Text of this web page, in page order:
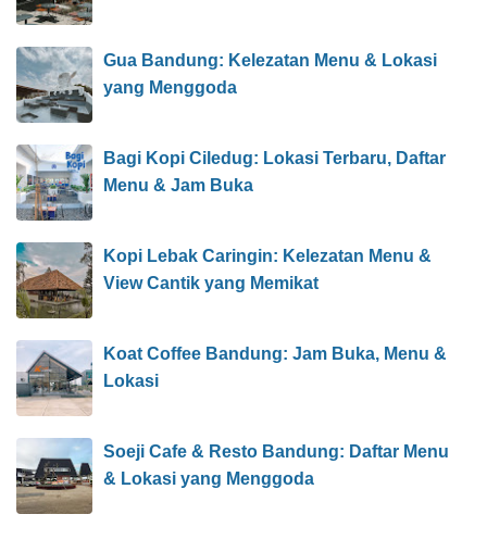
Gua Bandung: Kelezatan Menu & Lokasi
yang Menggoda
Bagi Kopi Ciledug: Lokasi Terbaru, Daftar
Menu & Jam Buka
Kopi Lebak Caringin: Kelezatan Menu &
View Cantik yang Memikat
Koat Coffee Bandung: Jam Buka, Menu &
Lokasi
Soeji Cafe & Resto Bandung: Daftar Menu
& Lokasi yang Menggoda